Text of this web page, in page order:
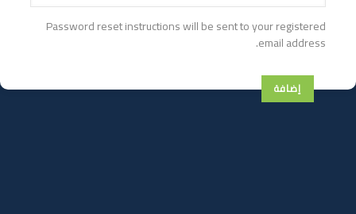
Password reset instructions will be sent to your registered
email address.